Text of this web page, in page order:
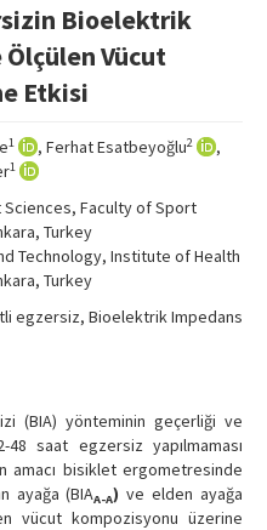
Bioelektrik
Vücut
Etkisi
1 , Ferhat Esatbeyoğlu2
,
1
Faculty of Sport
Turkey
Technology, Institute of Health
Turkey
egzersiz, Bioelektrik Impedans
(BIA) yönteminin geçerliği ve
saat egzersiz yapılmaması
amacı bisiklet ergometresinde
ayağa (BIAA-A) ve elden ayağa
vücut kompozisyonu üzerine